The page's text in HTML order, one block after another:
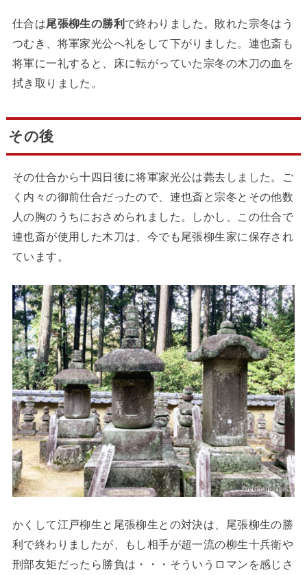
仕合は尾張柳生の勝利 で終わりました。敗れた宗冬はう
つむき、将軍家光公へ礼をして下がりました。連也斎も
将軍に一礼すると、床に転がっていた宗冬の木刀の血を
拭き取りました。
その後
その仕合から十四日後に将軍家光公は薨去しました。ご
く内々の御前仕合だったので、連也斎と宗冬とその他数
人の胸のうちにおさめられました。しかし、この仕合で
連也斎が使用した木刀は、今でも尾張柳生家に保存され
ています。
かくして江戸柳生と尾張柳生との対決は、尾張柳生の勝
利で終わりましたが、もし相手が超一流の柳生十兵衛や
刑部友矩だったら勝負は・・・そういうロマンを感じさ